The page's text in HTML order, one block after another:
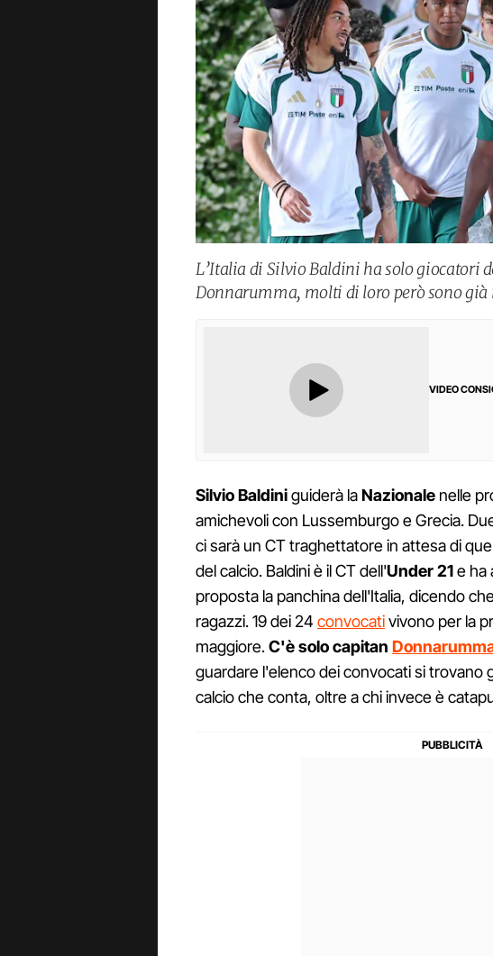
L’Italia di Silvio Baldini ha solo giocatori
Donnarumma, molti di loro però sono già
VIDEO
Silvio Baldiniguiderà laNazionale nelle
amichevoli con Lussemburgo e Grecia.
ci sarà un CT traghettatore in attesa di
del calcio. Baldini è il CT dell'Under 21e ha
proposta la panchina dell'Italia, dicendo
ragazzi. 19 dei 24convocativivono per la
maggiore.C'è solo capitan
guardare l'elenco dei convocati si trovano
calcio che conta, oltre a chi invece è